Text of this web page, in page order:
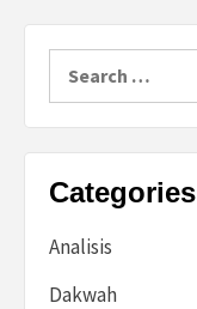
for:
Categories
Analisis
Dakwah